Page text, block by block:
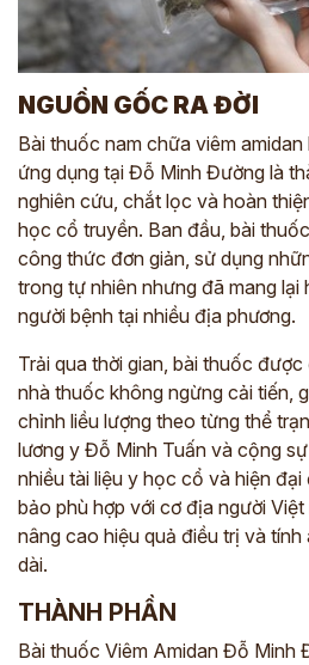
NGUỒN GỐC RA ĐỜI
Bài thuốc nam chữa viêm
ứng dụng tại Đỗ Minh Đường là
nghiên cứu, chắt lọc và hoàn
học cổ truyền. Ban đầu, bài
công thức đơn giản, sử dụng
trong tự nhiên nhưng đã mang lại
người bệnh tại nhiều địa phương.
Trải qua thời gian, bài thuốc
nhà thuốc không ngừng cải tiến,
chỉnh liều lượng theo từng thể
lương y Đỗ Minh Tuấn và cộng
nhiều tài liệu y học cổ và hiện
bảo phù hợp với cơ địa người
nâng cao hiệu quả điều trị và
dài.
THÀNH PHẦN
Bài thuốc Viêm Amidan Đỗ